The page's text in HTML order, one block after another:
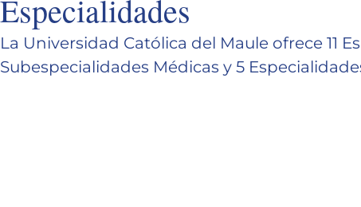
Especialidades
La Universidad Católica del Maule ofrece 11
Subespecialidades Médicas y 5